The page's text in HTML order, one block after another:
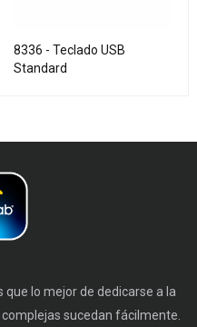
8336 - Teclado USB
Standard
lo mejor de dedicarse a la
sucedan fácilmente.